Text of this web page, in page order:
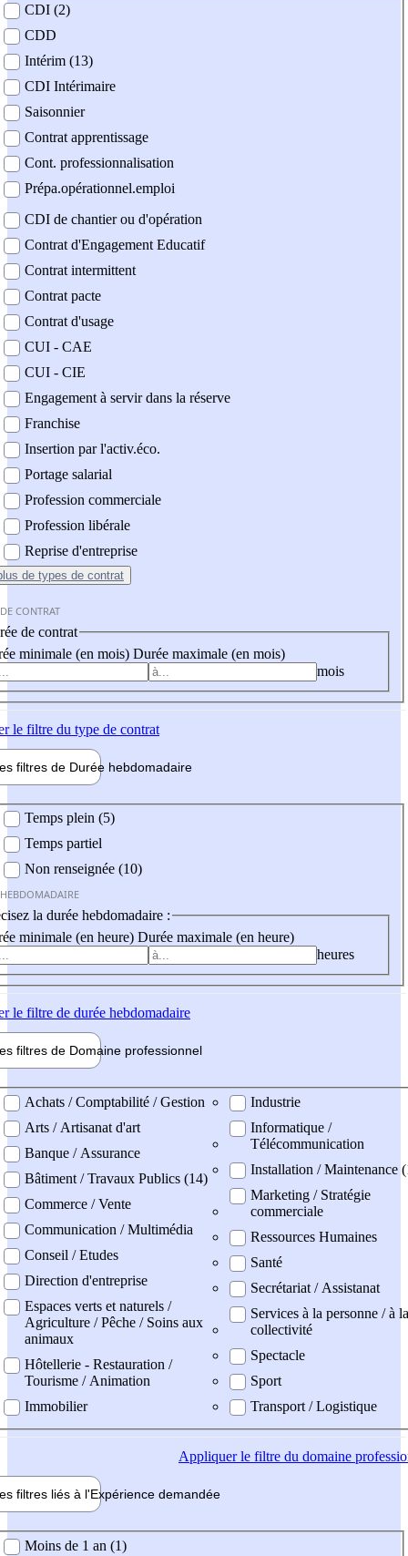
contrat
CDI (2)
CDD
Intérim (13)
CDI Intérimaire
Saisonnier
Contrat apprentissage
Cont. professionnalisation
Prépa.opérationnel.emploi
CDI de chantier ou d'opération
Contrat d'Engagement Educatif
Contrat intermittent
Contrat pacte
Contrat d'usage
CUI - CAE
CUI - CIE
Engagement à servir dans la réserve
Franchise
Insertion par l'activ.éco.
Portage salarial
Profession commerciale
Profession libérale
Reprise d'entreprise
de types de contrat
CONTRAT
de contrat
minimale (en mois) Durée maximale (en mois)
mois
le filtre du type de contrat
filtres de Durée hebdomadaire
Temps plein (5)
Temps partiel
Non renseignée (10)
la durée hebdomadaire :
minimale (en heure) Durée maximale (en heure)
heures
le filtre de durée hebdomadaire
filtres de Domaine professionnel
professionel
Achats / Comptabilité / Gestion
Arts / Artisanat d'art
Banque / Assurance
Bâtiment / Travaux Publics (14)
Commerce / Vente
Communication / Multimédia
Conseil / Etudes
Direction d'entreprise
Espaces verts et naturels /
Agriculture / Pêche / Soins aux
animaux
Hôtellerie - Restauration /
Tourisme / Animation
Immobilier
Industrie
Informatique /
Télécommunication
Installation / Maintenance
Marketing / Stratégie
commerciale
Ressources Humaines
Santé
Secrétariat / Assistanat
Services à la personne / à la
collectivité
Spectacle
Sport
Transport / Logistique
Appliquerle filtre du domaine
filtres liés à l'Expérience demandée
demandée
Moins de 1 an (1)